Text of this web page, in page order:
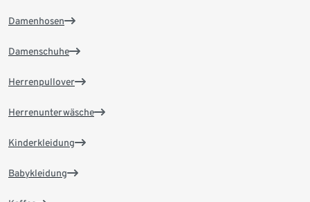
Damenhosen
Damenschuhe
Herrenpullover
Herrenunterwäsche
Kinderkleidung
Babykleidung